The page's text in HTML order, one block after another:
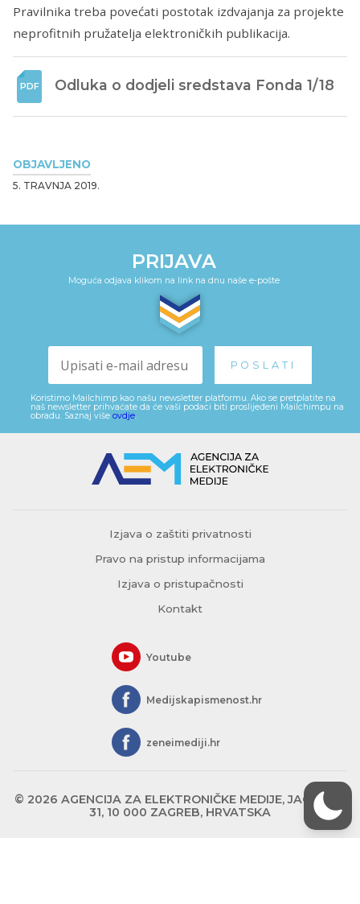
OBJAVLJENO
5. TRAVNJA 2019.
Pravilnika treba povećati postotak izdvajanja za projekte
neprofitnih pružatelja elektroničkih publikacija.
Odluka o dodjeli sredstava Fonda 1/18
PRIJAVA
Moguća odjava klikom na link na dnu naše e-pošte
Koristimo Mailchimp kao našu newsletter platformu. Ako se pretplatite na
naš newsletter prihvaćate da će vaši podaci biti proslijeđeni Mailchimpu na
obradu. Saznaj više ovdje.
Izjava o zaštiti privatnosti
Pravo na pristup informacijama
Izjava o pristupačnosti
Kontakt
Youtube
Medijskapismenost.hr
zeneimediji.hr
© 2026 AGENCIJA ZA ELEKTRONIČKE MEDIJE, JAGIĆEVA
31, 10 000 ZAGREB, HRVATSKA